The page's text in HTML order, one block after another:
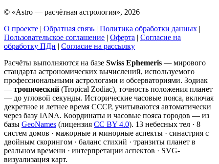
© «Astro — расчётная астрология», 2026
О проекте | Обратная связь | Политика обработки данных |
Пользовательское соглашение | Оферта | Согласие на
обработку ПДн | Согласие на рассылку
Расчёты выполняются на базе Swiss Ephemeris — мирового
стандарта астрономических вычислений, используемого
профессиональными астрологами и обсерваториями. Зодиак
— тропический (Tropical Zodiac), точность положения планет
— до угловой секунды. Исторические часовые пояса, включая
декретное и летнее время СССР, учитываются автоматически
через базу IANA. Координаты и часовые пояса городов — из
базы GeoNames (лицензия CC BY 4.0). 13 небесных тел · 8
систем домов · мажорные и минорные аспекты · синастрия с
двойным скорингом · баланс стихий · транзиты планет в
реальном времени · интерпретации аспектов · SVG-
визуализация карт.